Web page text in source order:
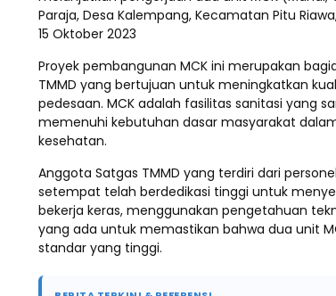
Paraja, Desa Kalempang, Kecamatan Pitu
15 Oktober 2023
Proyek pembangunan MCK ini merupakan
TMMD yang bertujuan untuk meningkatkan
pedesaan. MCK adalah fasilitas sanitasi yang
memenuhi kebutuhan dasar masyarakat
kesehatan.
Anggota Satgas TMMD yang terdiri dari
setempat telah berdedikasi tinggi untuk
bekerja keras, menggunakan pengetahuan
yang ada untuk memastikan bahwa dua unit
standar yang tinggi.